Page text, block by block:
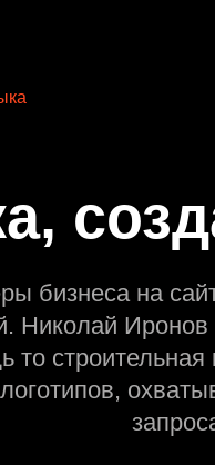
бизнеса на
Николай Иронов
то